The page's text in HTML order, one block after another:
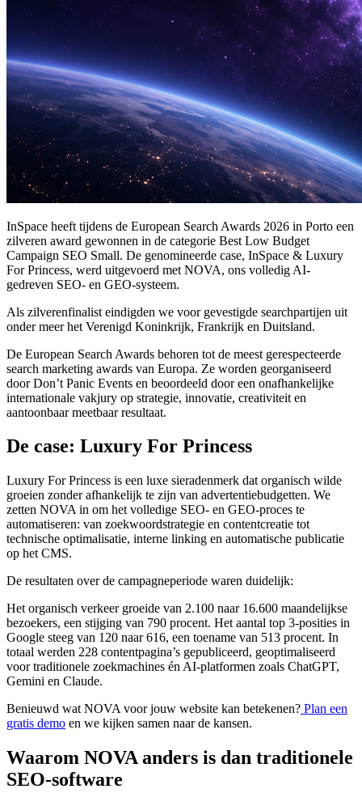
InSpace heeft tijdens de European Search Awards 2026 in Porto een
zilveren award gewonnen in de categorie Best Low Budget
Campaign SEO Small. De genomineerde case, InSpace & Luxury
For Princess, werd uitgevoerd met NOVA, ons volledig AI-
gedreven SEO- en GEO-systeem.
Als zilverenfinalist eindigden we voor gevestigde searchpartijen uit
onder meer het Verenigd Koninkrijk, Frankrijk en Duitsland.
De European Search Awards behoren tot de meest gerespecteerde
search marketing awards van Europa. Ze worden georganiseerd
door Don’t Panic Events en beoordeeld door een onafhankelijke
internationale vakjury op strategie, innovatie, creativiteit en
aantoonbaar meetbaar resultaat.
De case: Luxury For Princess
Luxury For Princess is een luxe sieradenmerk dat organisch wilde
groeien zonder afhankelijk te zijn van advertentiebudgetten. We
zetten NOVA in om het volledige SEO- en GEO-proces te
automatiseren: van zoekwoordstrategie en contentcreatie tot
technische optimalisatie, interne linking en automatische publicatie
op het CMS.
De resultaten over de campagneperiode waren duidelijk:
Het organisch verkeer groeide van 2.100 naar 16.600 maandelijkse
bezoekers, een stijging van 790 procent. Het aantal top 3-posities in
Google steeg van 120 naar 616, een toename van 513 procent. In
totaal werden 228 contentpagina’s gepubliceerd, geoptimaliseerd
voor traditionele zoekmachines én AI-platformen zoals ChatGPT,
Gemini en Claude.
Benieuwd wat NOVA voor jouw website kan betekenen? Plan een
gratis demo en we kijken samen naar de kansen.
Waarom NOVA anders is dan traditionele
SEO-software